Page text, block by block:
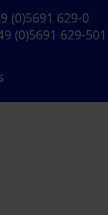
(0)5691 629-0
(0)5691 629-501